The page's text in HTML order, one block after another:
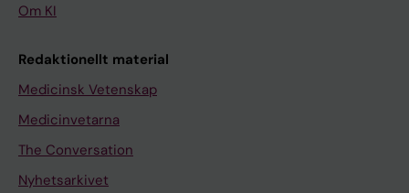
Om KI
Redaktionellt material
Medicinsk Vetenskap
Medicinvetarna
The Conversation
Nyhetsarkivet